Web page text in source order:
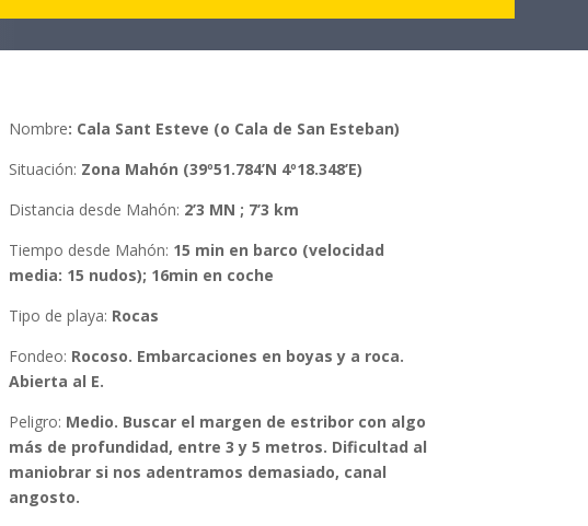
Nombre: Cala Sant Esteve (o Cala de San Esteban)
Situación: Zona Mahón (39º51.784’N 4º18.348’E)
Distancia desde Mahón: 2’3 MN ; 7’3 km
Tiempo desde Mahón: 15 min en barco (velocidad
media: 15 nudos); 16min en coche
Tipo de playa: Rocas
Fondeo: Rocoso. Embarcaciones en boyas y a roca.
Abierta al E.
Peligro: Medio. Buscar el margen de estribor con algo
más de profundidad, entre 3 y 5 metros. Dificultad al
maniobrar si nos adentramos demasiado, canal
angosto.